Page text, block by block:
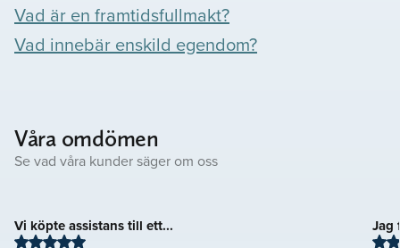
Vad är en framtidsfullmakt?
Vad innebär enskild egendom?
Våra omdömen
Se vad våra kunder säger om oss
Vi köpte assistans till ett... Jag